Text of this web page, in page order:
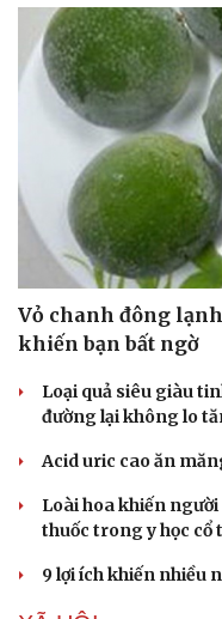
Vỏ chanh đông
khiến bạn bất ngờ
Loại quả siêu giàu
đường lại không lo
Acid uric cao ăn
Loài hoa khiến
thuốc trong y học cổ
9 lợi ích khiến nhiều